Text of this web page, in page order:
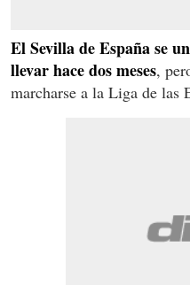
El Sevilla de España se
llevar hace dos meses,
marcharse a la Liga de las